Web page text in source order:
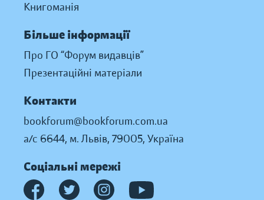
Книгоманія
Більше інформації
Про ГО “Форум видавців”
Презентаційні матеріали
Контакти
bookforum@bookforum.com.ua
а/с 6644, м. Львів, 79005, Україна
Соціальні мережі